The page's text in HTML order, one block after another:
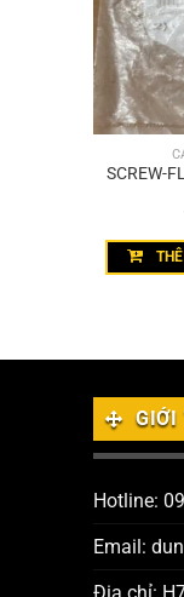
SCREW-
GIỚI
Hotline:
Email: